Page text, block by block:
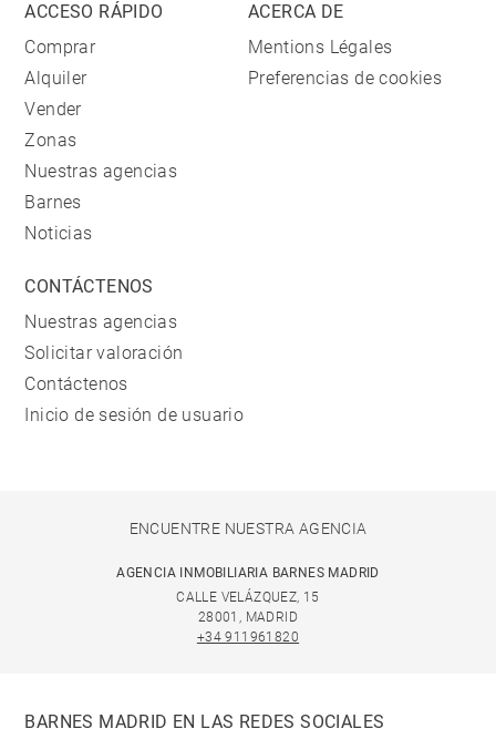
ACCESO RÁPIDO
Comprar
Alquiler
Vender
Zonas
Nuestras agencias
Barnes
Noticias
ACERCA DE
Mentions Légales
Preferencias de cookies
CONTÁCTENOS
Nuestras agencias
Solicitar valoración
Contáctenos
Inicio de sesión de usuario
ENCUENTRE NUESTRA AGENCIA
AGENCIA INMOBILIARIA BARNES MADRID
CALLE VELÁZQUEZ, 15
28001, MADRID
+34 911961820
BARNES MADRID EN LAS REDES SOCIALES